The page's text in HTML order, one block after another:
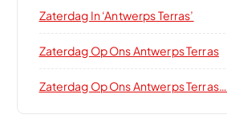
Zaterdag In ‘Antwerps Terras’
Zaterdag Op Ons Antwerps Terras
Zaterdag Op Ons Antwerps Terras…